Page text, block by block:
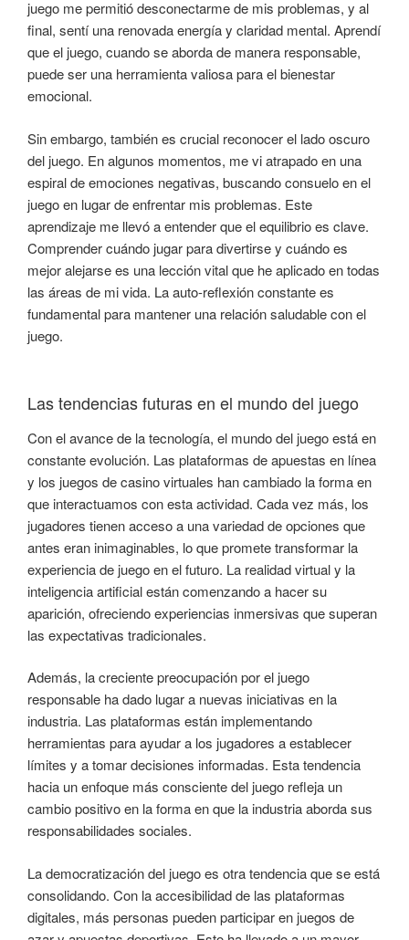
juego me permitió desconectarme de mis problemas, y al
final, sentí una renovada energía y claridad mental. Aprendí
que el juego, cuando se aborda de manera responsable,
puede ser una herramienta valiosa para el bienestar
emocional.
Sin embargo, también es crucial reconocer el lado oscuro
del juego. En algunos momentos, me vi atrapado en una
espiral de emociones negativas, buscando consuelo en el
juego en lugar de enfrentar mis problemas. Este
aprendizaje me llevó a entender que el equilibrio es clave.
Comprender cuándo jugar para divertirse y cuándo es
mejor alejarse es una lección vital que he aplicado en todas
las áreas de mi vida. La auto-reflexión constante es
fundamental para mantener una relación saludable con el
juego.
Las tendencias futuras en el mundo del juego
Con el avance de la tecnología, el mundo del juego está en
constante evolución. Las plataformas de apuestas en línea
y los juegos de casino virtuales han cambiado la forma en
que interactuamos con esta actividad. Cada vez más, los
jugadores tienen acceso a una variedad de opciones que
antes eran inimaginables, lo que promete transformar la
experiencia de juego en el futuro. La realidad virtual y la
inteligencia artificial están comenzando a hacer su
aparición, ofreciendo experiencias inmersivas que superan
las expectativas tradicionales.
Además, la creciente preocupación por el juego
responsable ha dado lugar a nuevas iniciativas en la
industria. Las plataformas están implementando
herramientas para ayudar a los jugadores a establecer
límites y a tomar decisiones informadas. Esta tendencia
hacia un enfoque más consciente del juego refleja un
cambio positivo en la forma en que la industria aborda sus
responsabilidades sociales.
La democratización del juego es otra tendencia que se está
consolidando. Con la accesibilidad de las plataformas
digitales, más personas pueden participar en juegos de